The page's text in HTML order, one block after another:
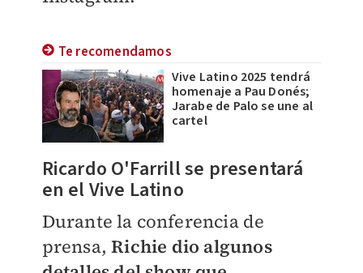
Te recomendamos
Vive Latino 2025 tendrá
homenaje a Pau Donés;
Jarabe de Palo se une al
cartel
Ricardo O'Farrill se presentará
en el Vive Latino
Durante la conferencia de
prensa, Richie dio algunos